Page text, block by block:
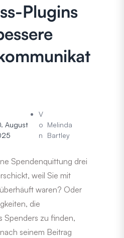
Plugins
August
V
o
n
Melinda
Bartley
Spendenquittung drei
weil Sie mit
waren? Oder
die
Spenders zu finden,
seinem Beitrag